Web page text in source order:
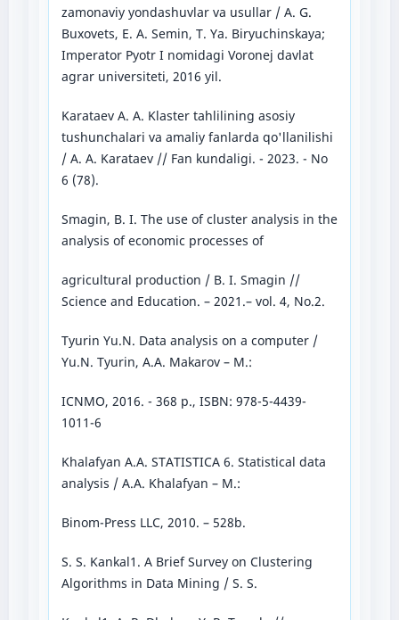
zamonaviy yondashuvlar va usullar / A. G.
Buxovets, E. A. Semin, T. Ya. Biryuchinskaya;
Imperator Pyotr I nomidagi Voronej davlat
agrar universiteti, 2016 yil.
Karataev A. A. Klaster tahlilining asosiy
tushunchalari va amaliy fanlarda qo'llanilishi
/ A. A. Karataev // Fan kundaligi. - 2023. - No
6 (78).
Smagin, B. I. The use of cluster analysis in the
analysis of economic processes of
agricultural production / B. I. Smagin //
Science and Education. – 2021.– vol. 4, No.2.
Tyurin Yu.N. Data analysis on a computer /
Yu.N. Tyurin, A.A. Makarov – M.:
ICNMO, 2016. - 368 p., ISBN: 978-5-4439-
1011-6
Khalafyan A.A. STATISTICA 6. Statistical data
analysis / A.A. Khalafyan – M.:
Binom-Press LLC, 2010. – 528b.
S. S. Kankal1. A Brief Survey on Clustering
Algorithms in Data Mining / S. S.